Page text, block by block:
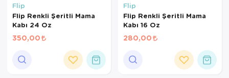
Flip
Flip Renkli Şeritli Mama
Kabı 24 Oz
350,00
Flip
Flip Renkli Şeritli Mama
Kabı 16 Oz
280,00